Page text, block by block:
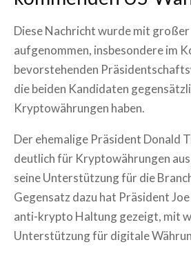
Diese Nachricht wurde mit
aufgenommen, insbesondere im
bevorstehenden
die beiden Kandidaten
Kryptowährungen haben.
Der ehemalige Präsident Donald
deutlich für Kryptowährungen
seine Unterstützung für die
Gegensatz dazu hat Präsident
anti-krypto Haltung gezeigt, mit
Unterstützung für digitale